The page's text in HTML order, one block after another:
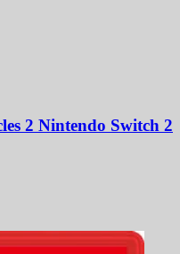
2 Nintendo Switch 2